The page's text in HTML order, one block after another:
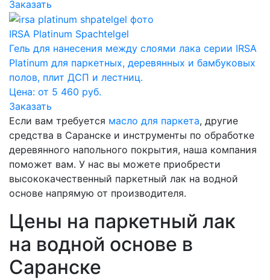
Заказать
IRSA Platinum Spachtelgel
Гель для нанесения между слоями лака серии IRSA
Platinum для паркетных, деревянных и бамбуковых
полов, плит ДСП и леcтниц.
Цена: от 5 460 руб.
Заказать
Если вам требуется масло для паркета, другие
средства в Саранске и инструменты по обработке
деревянного напольного покрытия, наша компания
поможет вам. У нас вы можете приобрести
высококачественный паркетный лак на водной
основе напрямую от производителя.
Цены на паркетный лак
на водной основе в
Саранске